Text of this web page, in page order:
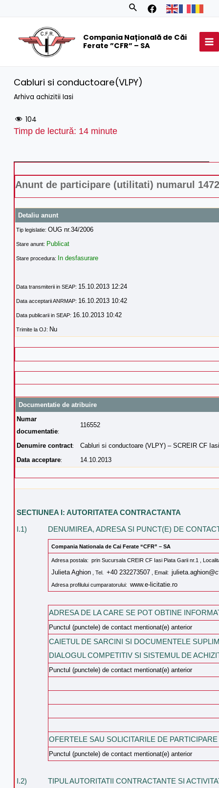
Search
Compania Națională de Căi
Ferate ”CFR” – SA
Cabluri si conductoare(VLPY)
Arhiva achizitii Iasi
104
Timp de lectură: 14 minute
Anunt de participare (utilitati) numarul
Detaliu anunt
Tip legislatie:OUG nr.34/2006
Stare anunt: Publicat
Stare procedura: In desfasurare
Data transmiterii in SEAP: 15.10.2013 12:24
Data acceptarii ANRMAP: 16.10.2013 10:42
Data publicarii in SEAP: 16.10.2013 10:42
Trimite la OJ: Nu
Documentatie de atribuire
Numar
documentatie:
116552
Denumire contract:
Cabluri si conductoare (VLPY) – SCREIR CF
Data acceptare: 14.10.2013
SECTIUNEA I: AUTORITATEA CONTRACTANTA
I.1)
DENUMIREA, ADRESA SI PUNCT(E) DE
Compania Nationala de Cai Ferate “CFR” – SA
Adresa postala: prin Sucursala CREIR CF Iasi Piata Garii nr.1 ,
Julieta Aghion, Tel. +40 232273507, Email:
Adresa profilului cumparatorului: www.e-licitatie.ro
ADRESA DE LA CARE SE POT OBTINE
Punctul (punctele) de contact mentionat(e) anterior
CAIETUL DE SARCINI SI DOCUMENTELE
DIALOGUL COMPETITIV SI SISTEMUL DE
Punctul (punctele) de contact mentionat(e) anterior
OFERTELE SAU SOLICITARILE DE
Punctul (punctele) de contact mentionat(e) anterior
I.2) TIPUL AUTORITATII CONTRACTANTE SI